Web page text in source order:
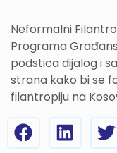
Neformalni
Programa
podstica dijalog i
strana kako bi se
filantropiju na